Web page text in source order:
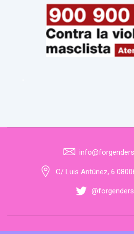
C/ Luis Antúnez, 6